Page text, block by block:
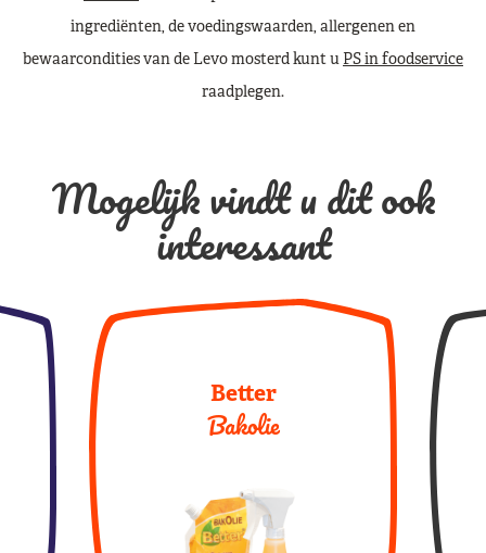
ingrediënten, de voedingswaarden, allergenen en
bewaarcondities van de Levo mosterd kunt uPS in foodservice
raadplegen.
Mogelijk vindt u dit ook
interessant
Better
Bakolie